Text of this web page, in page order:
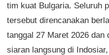
tim kuat Bulgaria. Seluruh
tersebut direncanakan
tanggal 27 Maret 2026 dan
siaran langsung di